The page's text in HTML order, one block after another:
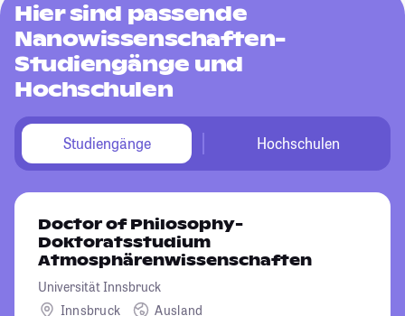
Hier sind passende
Nanowissenschaften-
Studiengänge und
Hochschulen
Studiengänge Hochschulen
Doctor of Philosophy-
Doktoratsstudium
Atmosphärenwissenschaften
Universität Innsbruck
Innsbruck
Ausland